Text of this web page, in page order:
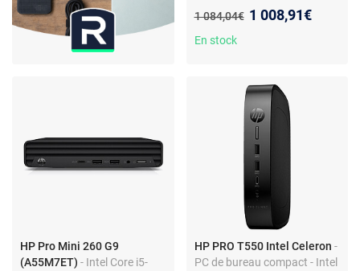
Wi-Fi
Ancien prix :
1 084,04€ Nouveau prix :
1 008,91€
En stock
HP Pro Mini 260 G9
(A55M7ET) - Intel Core i5-
HP PRO T550 Intel Celeron -
PC de bureau compact - Intel